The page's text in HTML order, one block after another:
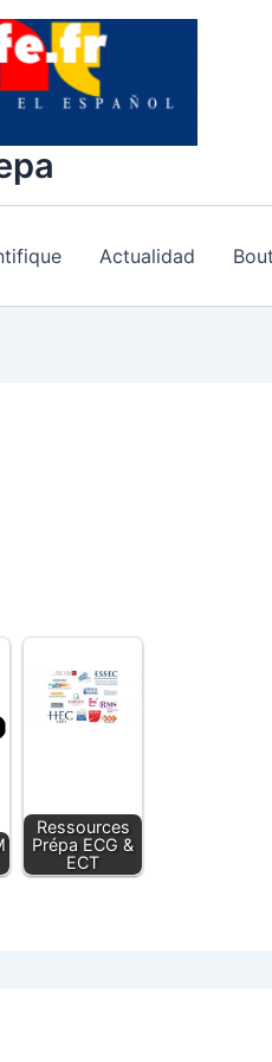
Actualidad
Ressources
Prépa ECG &
ECT